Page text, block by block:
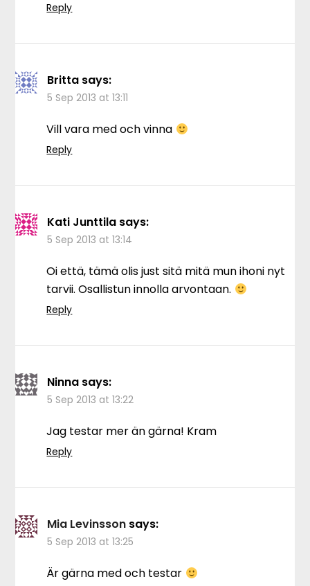
Reply
Britta says:
5 Sep 2013 at 13:11
Vill vara med och vinna
Reply
Kati Junttila says:
5 Sep 2013 at 13:14
Oi että, tämä olis just sitä mitä mun ihoni nyt
tarvii. Osallistun innolla arvontaan.
Reply
Ninna says:
5 Sep 2013 at 13:22
Jag testar mer än gärna! Kram
Reply
Mia Levinsson says:
5 Sep 2013 at 13:25
Är gärna med och testar